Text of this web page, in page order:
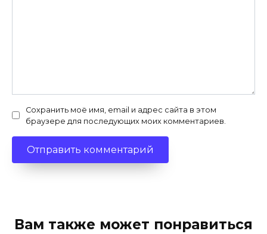
Сохранить моё имя, email и адрес сайта в этом
браузере для последующих моих комментариев.
Вам также может понравиться